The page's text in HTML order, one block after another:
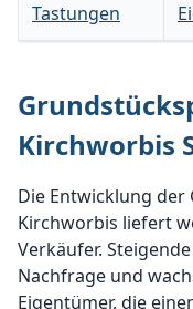
Tastungen
Kirchworbis
Die Entwicklung
Kirchworbis liefert
Verkäufer.
Nachfrage und
Eigentümer, die